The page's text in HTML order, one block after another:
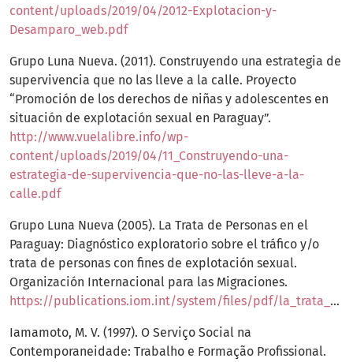
content/uploads/2019/04/2012-Explotacion-y-
Desamparo_web.pdf
Grupo Luna Nueva. (2011). Construyendo una estrategia de
supervivencia que no las lleve a la calle. Proyecto
“Promoción de los derechos de niñas y adolescentes en
situación de explotación sexual en Paraguay”.
http://www.vuelalibre.info/wp-
content/uploads/2019/04/11_Construyendo-una-
estrategia-de-supervivencia-que-no-las-lleve-a-la-
calle.pdf
Grupo Luna Nueva (2005). La Trata de Personas en el
Paraguay: Diagnóstico exploratorio sobre el tráfico y/o
trata de personas con fines de explotación sexual.
Organización Internacional para las Migraciones.
https://publications.iom.int/system/files/pdf/la_trata_personas_paraguay.pdf
Iamamoto, M. V. (1997). O Serviço Social na
Contemporaneidade: Trabalho e Formação Profissional.